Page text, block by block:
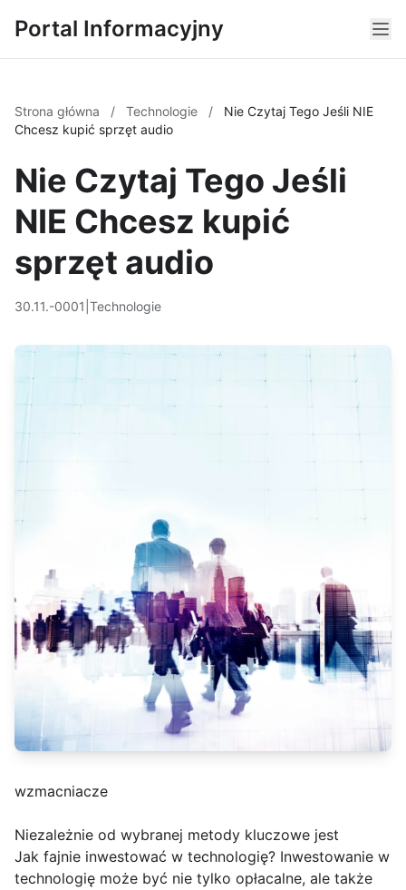
Portal Informacyjny
Strona główna / Technologie /
Nie Czytaj Tego Jeśli NIE
Chcesz kupić sprzęt audio
Nie Czytaj Tego Jeśli
NIE Chcesz kupić
sprzęt audio
30.11.-0001 Technologie
wzmacniacze
Niezależnie od wybranej metody kluczowe jest
Jak fajnie inwestować w technologię? Inwestowanie w
technologię może być nie tylko opłacalne, ale także